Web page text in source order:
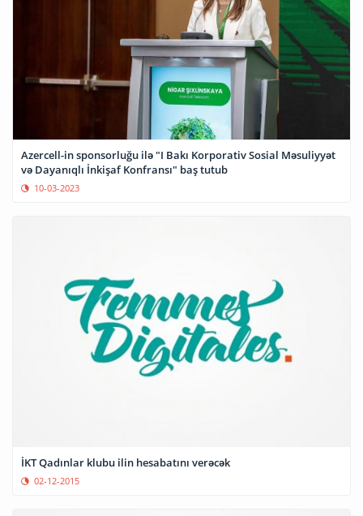
Azercell-in sponsorluğu ilə "I Bakı Korporativ Sosial Məsuliyyət
və Dayanıqlı İnkişaf Konfransı" baş tutub
10-03-2023
İKT Qadınlar klubu ilin hesabatını verəcək
02-12-2015